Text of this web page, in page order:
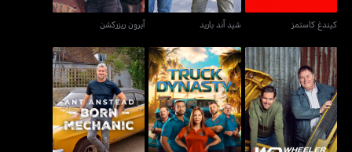
كيندغ كاستمز شيد آند باريد آيرون ريزركشن
ويلر ديلر تراك داينستي آنت أنستاد: بورن ميكانيك